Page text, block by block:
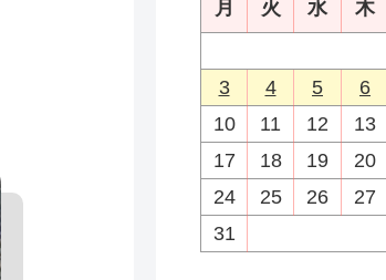
月
火 水 木
3
4 5 6
10
11 12 13
17
18 19 20
24
25 26 27
31